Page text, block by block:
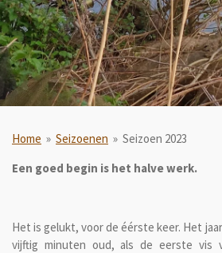
Home » Seizoenen » Seizoen 2023
Een goed begin is het halve werk.
Het is gelukt, voor de éérste keer. Het
vijftig minuten oud, als de eerste vis